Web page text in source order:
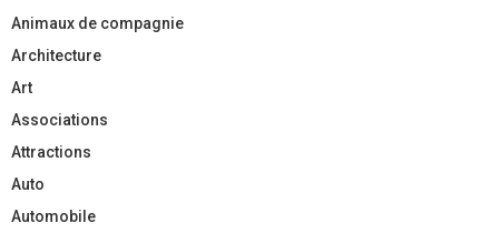
Animaux de compagnie
Architecture
Art
Associations
Attractions
Auto
Automobile